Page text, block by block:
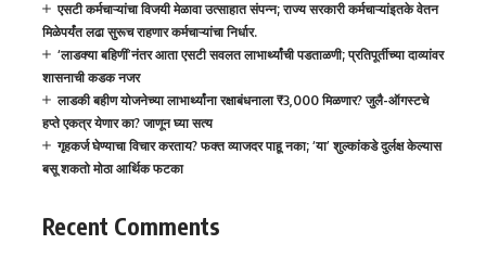
एसटी कर्मचाऱ्यांचा विजयी मेळावा उत्साहात संपन्न; राज्य सरकारी कर्मचाऱ्यांइतके वेतन
मिळेपर्यंत लढा सुरूच राहणार कर्मचाऱ्यांचा निर्धार.
‘लाडक्या बहिणीं’नंतर आता एसटी सवलत लाभार्थ्यांची पडताळणी; प्रतिपूर्तीच्या दाव्यांवर
शासनाची कडक नजर
लाडकी बहीण योजनेच्या लाभार्थ्यांना रक्षाबंधनाला ₹3,000 मिळणार? जुलै-ऑगस्टचे
हप्ते एकत्र येणार का? जाणून घ्या सत्य
गृहकर्ज घेण्याचा विचार करताय? फक्त व्याजदर पाहू नका; ‘या’ शुल्कांकडे दुर्लक्ष केल्यास
बसू शकतो मोठा आर्थिक फटका
Recent Comments